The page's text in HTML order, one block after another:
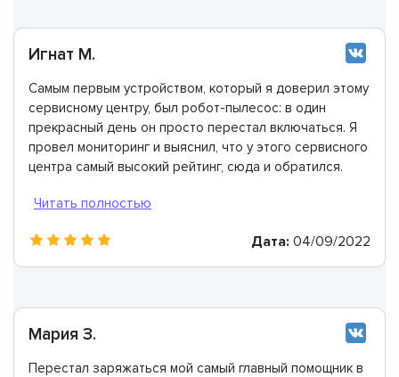
Игнат М.
Самым первым устройством, который я доверил этому
сервисному центру, был робот-пылесос: в один
прекрасный день он просто перестал включаться. Я
провел мониторинг и выяснил, что у этого сервисного
центра самый высокий рейтинг, сюда и обратился.
Дата: 04/09/2022
Мария З.
Перестал заряжаться мой самый главный помощник в